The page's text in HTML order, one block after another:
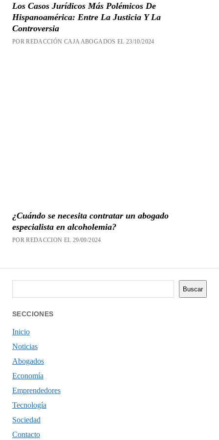
Los Casos Jurídicos Más Polémicos De
Hispanoamérica: Entre La Justicia Y La
Controversia
POR REDACCIÓN CAJA ABOGADOS EL 23/10/2024
¿Cuándo se necesita contratar un abogado
especialista en alcoholemia?
POR REDACCION EL 29/09/2024
Buscar
SECCIONES
Inicio
Noticias
Abogados
Economía
Emprendedores
Tecnología
Sociedad
Contacto